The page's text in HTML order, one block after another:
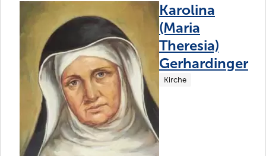
Karolina
(Maria
Theresia)
Gerhardinger
Kirche